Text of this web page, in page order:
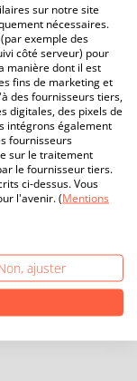
sur notre site
nécessaires.
exemple des
côté serveur) pour
manière dont il est
fins de marketing et
des fournisseurs tiers,
digitales, des pixels de
intégrons également
fournisseurs
sur le traitement
le fournisseur tiers.
ci-dessus. Vous
l'avenir. (Mentions
ajuster